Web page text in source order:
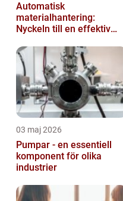
Automatisk
materialhantering:
Nyckeln till en effektiv
03 maj 2026
Pumpar - en essentiell
komponent för olika
industrier